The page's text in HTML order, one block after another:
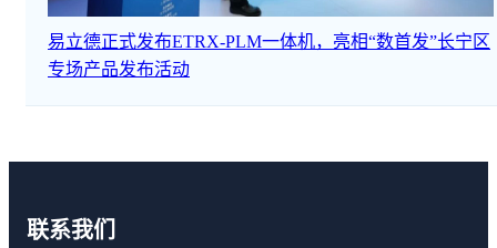
易立德正式发布ETRX-PLM一体机，亮相“数首发”长宁区
专场产品发布活动
联系我们